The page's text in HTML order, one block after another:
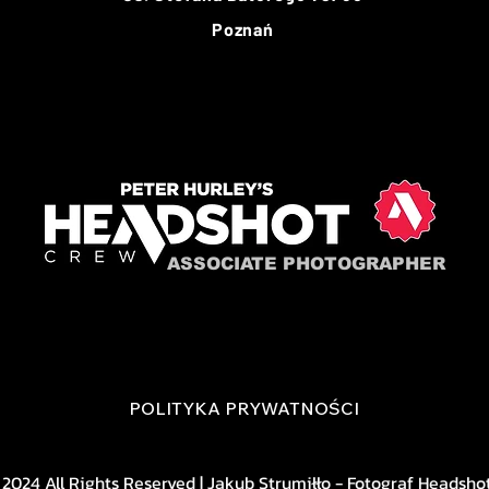
Poznań
ASSOCIATE PHOTOGRAPHER
POLITYKA PRYWATNOŚCI
All Rights Reserved | Jakub Strumiłło - Fotograf